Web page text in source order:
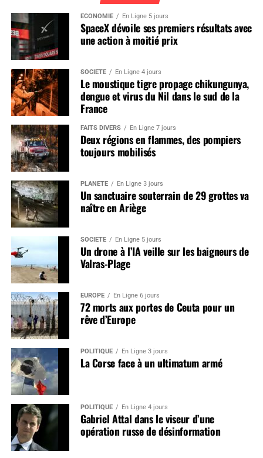
ÉCONOMIE En Ligne 5 jours
SpaceX dévoile ses premiers résultats avec
une action à moitié prix
SOCIÉTÉ En Ligne 4 jours
Le moustique tigre propage chikungunya,
dengue et virus du Nil dans le sud de la
France
FAITS DIVERS En Ligne 7 jours
Deux régions en flammes, des pompiers
toujours mobilisés
PLANÈTE En Ligne 3 jours
Un sanctuaire souterrain de 29 grottes va
naître en Ariège
SOCIÉTÉ En Ligne 5 jours
Un drone à l’IA veille sur les baigneurs de
Valras-Plage
EUROPE En Ligne 6 jours
72 morts aux portes de Ceuta pour un
rêve d’Europe
POLITIQUE En Ligne 3 jours
La Corse face à un ultimatum armé
POLITIQUE En Ligne 4 jours
Gabriel Attal dans le viseur d’une
opération russe de désinformation